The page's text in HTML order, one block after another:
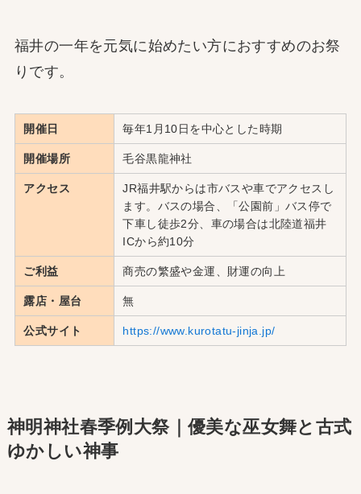
福井の一年を元気に始めたい方におすすめのお祭
りです。
開催日 毎年1月10日を中心とした時期
開催場所 毛谷黒龍神社
アクセス
JR福井駅からは市バスや車でアクセスし
ます。バスの場合、「公園前」バス停で
下車し徒歩2分、車の場合は北陸道福井
ICから約10分
ご利益 商売の繁盛や金運、財運の向上
露店・屋台 無
公式サイト https://www.kurotatu-jinja.jp/
神明神社春季例大祭｜優美な巫女舞と古式
ゆかしい神事